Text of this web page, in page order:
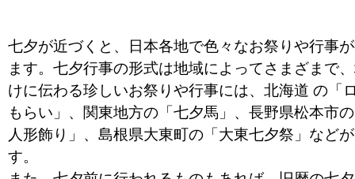
七夕が近づくと、日本各地で色々なお祭りや行事
ます。七夕行事の形式は地域によってさまざまで
けに伝わる珍しいお祭りや行事には、北海道 の「
もらい」、関東地方の「七夕馬」、長野県松本市
人形飾り」、島根県大東町の「大東七夕祭」など
す。